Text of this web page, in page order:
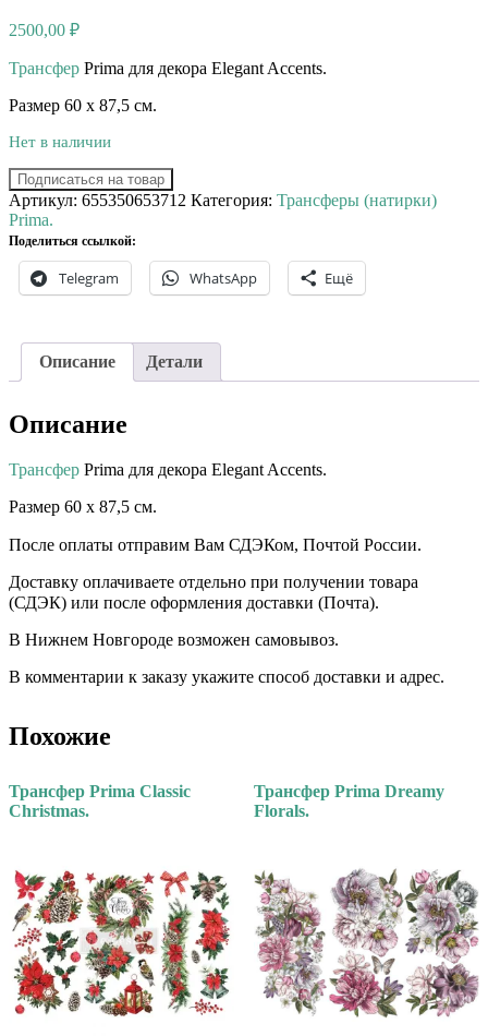
2500,00 ₽
Трансфер Prima для декора Elegant Accents.
Размер 60 х 87,5 см.
Нет в наличии
Подписаться на товар
Артикул: 655350653712 Категория: Трансферы (натирки)
Prima.
Поделиться ссылкой:
Telegram WhatsApp Ещё
Описание Детали
Описание
Трансфер Prima для декора Elegant Accents.
Размер 60 х 87,5 см.
После оплаты отправим Вам СДЭКом, Почтой России. ⠀⠀
Доставку оплачиваете отдельно при получении товара
(СДЭК) или после оформления доставки (Почта). ⠀⠀ ⠀⠀
В Нижнем Новгороде возможен самовывоз.
В комментарии к заказу укажите способ доставки и адрес.
Похожие
Трансфер Prima Classic
Christmas.
Трансфер Prima Dreamy
Florals.